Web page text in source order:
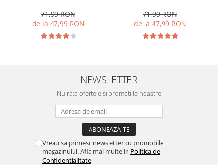
71,99 RON
de la 47,99 RON
71,99 RON
de la 47,99 RON
NEWSLETTER
Nu rata ofertele si promotiile noastre
Vreau sa primesc newsletter cu promotiile
magazinului. Afla mai multe in Politica de
Confidentialitate